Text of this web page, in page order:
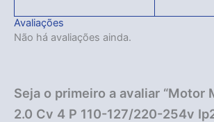
Avaliações
Não há avaliações ainda.
Seja o primeiro a avaliar “Motor
2.0 Cv 4 P 110-127/220-254v